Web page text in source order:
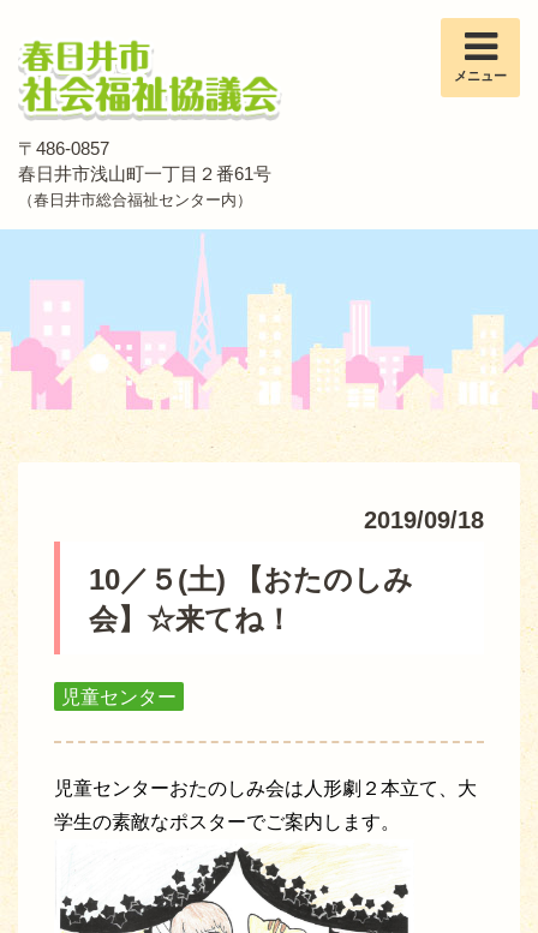
〒486-0857
春日井市浅山町一丁目２番61号
（春日井市総合福祉センター内）
メニュー
2019/09/18
10／５(土) 【おたのしみ
会】☆来てね！
児童センター
児童センターおたのしみ会は人形劇２本立て、大
学生の素敵なポスターでご案内します。